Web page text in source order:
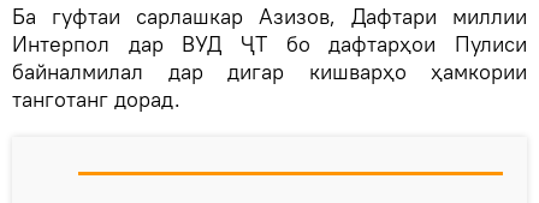
Ба гуфтаи сарлашкар Азизов, Дафтари миллии
Интерпол дар ВУД ҶТ бо дафтарҳои Пулиси
байналмилал дар дигар кишварҳо ҳамкории
танготанг дорад.